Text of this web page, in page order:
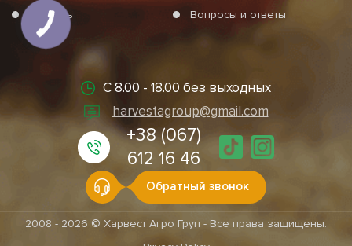
Для комбайна Claas модели Jaguar чаще всего приобретают
ножи с наплавкой:
• комплект ножей битера;
• универсальный нож левый и правый;
• нож барабана левый и правый.
Преимущества
Основные преимущества:
• отличное качество используемого материала для
изготовления;
Помощь
Вопросы и ответы
С 8.00 - 18.00 без выходных
harvestagroup@gmail.com
+38 (067)
612 16 46
Обратный звонок
2008 - 2026 © Харвест Агро Груп - Все права защищены.
КНОПКА
СВЯЗИ